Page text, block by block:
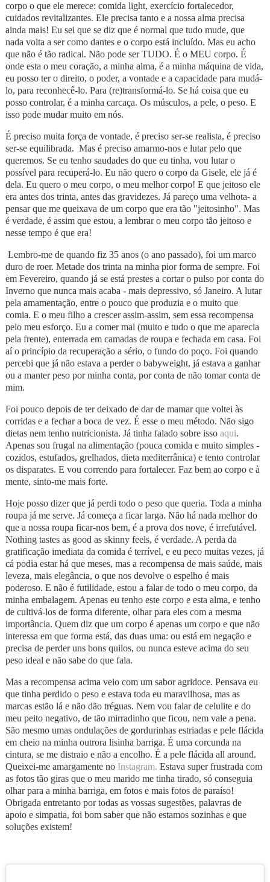
corpo o que ele merece: comida light, exercício fortalecedor,
cuidados revitalizantes. Ele precisa tanto e a nossa alma precisa
ainda mais! Eu sei que se diz que é normal que tudo mude, que
nada volta a ser como dantes e o corpo está incluído. Mas eu acho
que não é tão radical. Não pode ser TUDO. É o MEU corpo. É
onde esta o meu coração, a minha alma, é a minha máquina de vida,
eu posso ter o direito, o poder, a vontade e a capacidade para mudá-
lo, para reconhecê-lo. Para (re)transformá-lo. Se há coisa que eu
posso controlar, é a minha carcaça. Os músculos, a pele, o peso. E
isso pode mudar muito em nós.
É preciso muita força de vontade, é preciso ser-se realista, é preciso
ser-se equilibrada. Mas é preciso amarmo-nos e lutar pelo que
queremos. Se eu tenho saudades do que eu tinha, vou lutar o
possível para recuperá-lo. Eu não quero o corpo da Gisele, ele já é
dela. Eu quero o meu corpo, o meu melhor corpo! E que jeitoso ele
era antes dos trinta, antes das gravidezes. Já pareço uma velhota- a
pensar que me queixava de um corpo que era tão "jeitosinho". Mas
é verdade, é assim que estou, a lembrar o meu corpo tão jeitoso e
nesse tempo é que era!
Lembro-me de quando fiz 35 anos (o ano passado), foi um marco
duro de roer. Metade dos trinta na minha pior forma de sempre. Foi
em Fevereiro, quando já se está prestes a cortar o pulso por conta do
Inverno que nunca mais acaba - mais depressivo, só Janeiro. A lutar
pela amamentação, entre o pouco que produzia e o muito que
comia. E o meu filho a crescer assim-assim, sem essa recompensa
pelo meu esforço. Eu a comer mal (muito e tudo o que me aparecia
pela frente), enterrada em camadas de roupa e fechada em casa. Foi
aí o princípio da recuperação a sério, o fundo do poço. Foi quando
percebi que já não estava a perder o babyweight, já estava a ganhar
ou a manter peso por minha conta, por conta de não tomar conta de
mim.
Foi pouco depois de ter deixado de dar de mamar que voltei às
corridas e a fechar a boca de vez. É esse o meu método. Não sigo
dietas nem tenho nutricionista. Já tinha falado sobre isso aqui.
Apenas sou frugal na alimentação (pouca comida e muito simples -
cozidos, estufados, grelhados, dieta mediterrânica) e tento controlar
os disparates. E vou correndo para fortalecer. Faz bem ao corpo e à
mente, sinto-me mais forte.
Hoje posso dizer que já perdi todo o peso que queria. Toda a minha
roupa já me serve. Já começa a ficar larga. Não há nada melhor do
que a nossa roupa ficar-nos bem, é a prova dos nove, é irrefutável.
Nothing tastes as good as skinny feels, é verdade. A perda da
gratificação imediata da comida é terrível, e eu peco muitas vezes, já
cá podia estar há que meses, mas a recompensa de mais saúde, mais
leveza, mais elegância, o que nos devolve o espelho é mais
poderoso. E não é futilidade, estou a falar de todo o meu corpo, da
minha embalagem. Apenas eu tenho este corpo e esta alma, e tenho
de cultivá-los de forma diferente, olhar para eles com a mesma
importância. Quem diz que um corpo é apenas um corpo e que não
interessa em que forma está, das duas uma: ou está em negação e
precisa de perder uns bons quilos, ou nunca esteve acima do seu
peso ideal e não sabe do que fala.
Mas a recompensa acima veio com um sabor agridoce. Pensava eu
que tinha perdido o peso e estava toda eu maravilhosa, mas as
marcas estão lá e não dão tréguas. Nem vou falar de celulite e do
meu peito negativo, de tão mirradinho que ficou, nem vale a pena.
São mesmo umas ondulações de gordurinhas estriadas e pele flácida
em cheio na minha outrora lisinha barriga. É uma corcunda na
cintura, se me distraio e não a encolho. É a pele flácida all around.
Queixei-me amargamente no Instagram. Estava super frustrada com
as fotos tão giras que o meu marido me tinha tirado, só conseguia
olhar para a minha barriga, em fotos e mais fotos de paraíso!
Obrigada entretanto por todas as vossas sugestões, palavras de
apoio e simpatia, foi bom saber que não estamos sozinhas e que
soluções existem!